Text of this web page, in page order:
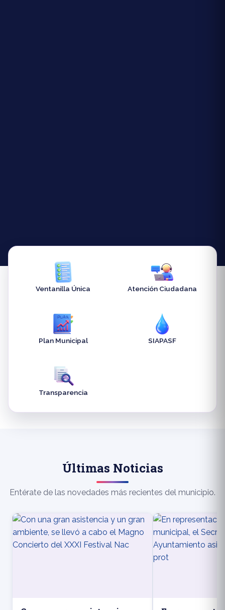
Ventanilla Única Atención Ciudadana
Plan Municipal SIAPASF
Transparencia
Últimas Noticias
Entérate de las novedades más recientes del municipio.